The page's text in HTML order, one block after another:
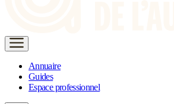
Annuaire
Guides
Espace professionnel